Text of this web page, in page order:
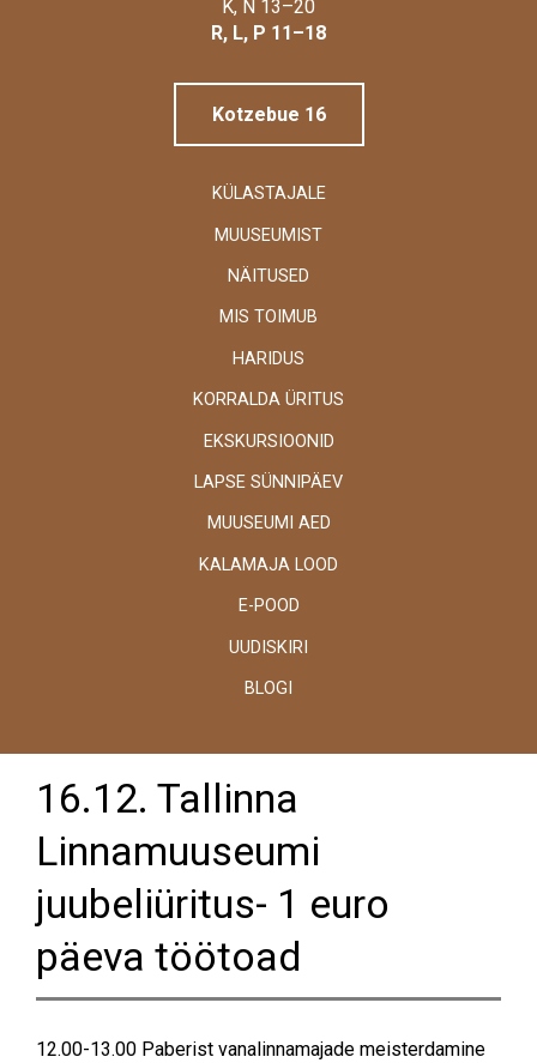
K, N 13–20
R, L, P 11–18
Kotzebue 16
KÜLASTAJALE
MUUSEUMIST
NÄITUSED
MIS TOIMUB
HARIDUS
KORRALDA ÜRITUS
EKSKURSIOONID
LAPSE SÜNNIPÄEV
MUUSEUMI AED
KALAMAJA LOOD
E-POOD
UUDISKIRI
BLOGI
16.12. Tallinna
Linnamuuseumi
juubeliüritus- 1 euro
päeva töötoad
12.00-13.00 Paberist vanalinnamajade meisterdamine